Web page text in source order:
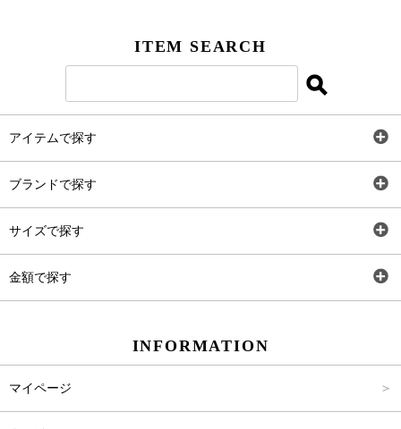
ITEM SEARCH
アイテムで探す
ブランドで探す
サイズで探す
金額で探す
INFORMATION
マイページ